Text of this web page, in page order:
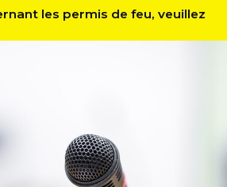
les permis de feu, veuillez